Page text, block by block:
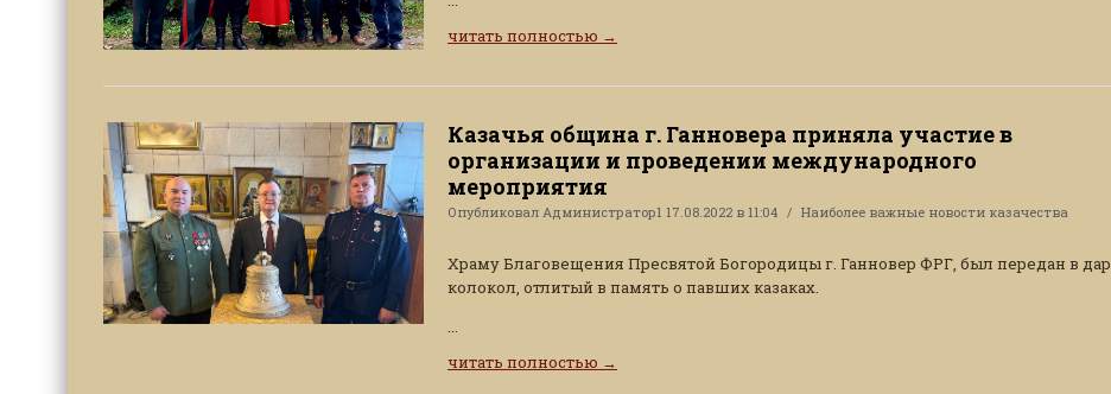
читать полностью →
Казачья община г. Ганновера приняла участие в
организации и проведении международного
мероприятия
Опубликовал Администратор1 17.08.2022 в 11:04 Наиболее важные новости казачества
Храму Благовещения Пресвятой Богородицы г. Ганновер ФРГ, был передан в дар
колокол, отлитый в память о павших казаках.
читать полностью →